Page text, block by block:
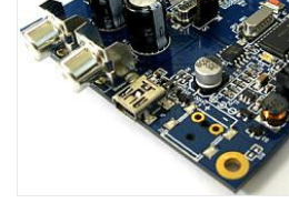
head-fi
Audio Events